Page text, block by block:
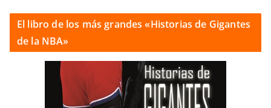
El libro de los más grandes «Historias de Gigantes
de la NBA»